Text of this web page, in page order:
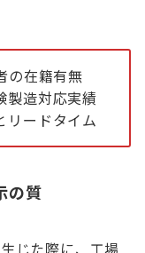
の在籍有無
製造対応実績
リードタイム
の質
じた際に、工場